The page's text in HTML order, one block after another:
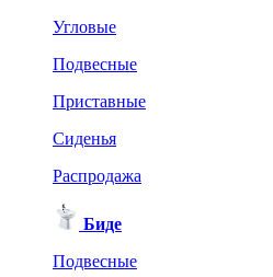
Угловые
Подвесные
Приставные
Сиденья
Распродажа
Биде
Подвесные